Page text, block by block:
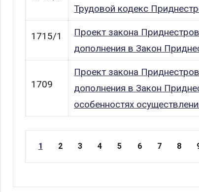
Трудовой кодекс
1715/1
Проект закона
дополнения в Закон
1709
Проект закона
дополнения в Закон
особенностях
Страницы
1 2 3 4 5 6 7 8